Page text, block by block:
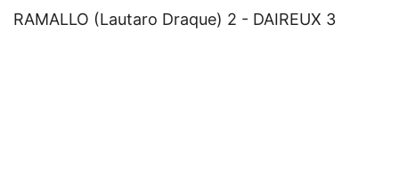
RAMALLO (Lautaro Draque) 2 - DAIREUX 3